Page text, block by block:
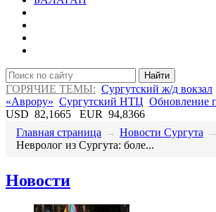
Найти
ГОРЯЧИЕ ТЕМЫ: Сургутский ж/д вокзал
«Аврору» Сургутский НТЦ Обновление
USD 82,1665 EUR 94,8366
Главная страница → Новости Сургута →
​Невролог из Сургута: боле...
Новости